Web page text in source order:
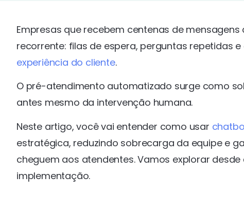
Empresas que recebem centenas de mensagens
recorrente: filas de espera, perguntas repetidas
experiência do cliente.
O pré-atendimento automatizado surge como
antes mesmo da intervenção humana.
Neste artigo, você vai entender como usar
estratégica, reduzindo sobrecarga da equipe e
cheguem aos atendentes. Vamos explorar
implementação.